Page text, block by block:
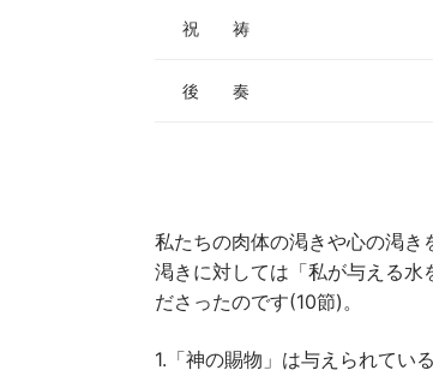
祝 祷
後 奏
私たちの肉体の渇きや心の渇
渇きに対しては「私が与える水
ださったのです(10節)。
1.「神の賜物」は与えられている